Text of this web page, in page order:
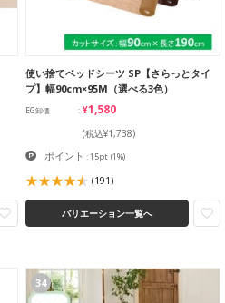
使い捨てベッドシーツ SP【さらっとタイ
プ】幅90cm×95M（選べる3色）
EG卸価 ¥1,580
(税込¥1,738)
ポイント : 15pt (1%)
(191)
バリエーション一覧へ
34